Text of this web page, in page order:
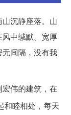
沉静座落。山
中缄默。宽厚
间隔，没有我
伟的建筑，在
和睦相处，每天